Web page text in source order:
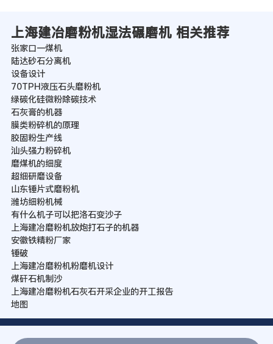
上海建冶磨粉机湿法碾磨机 相关推荐
张家口一煤机
陆达砂石分离机
设备设计
70TPH液压石头磨粉机
绿碳化硅微粉除碳技术
石灰膏的机器
膜类粉碎机的原理
胶固粉生产线
汕头强力粉碎机
磨煤机的细度
超细研磨设备
山东锤片式磨粉机
潍坊细粉机械
有什么机子可以把洛石变沙子
上海建冶磨粉机放炮打石子的机器
安徽铁精粉厂家
锤破
上海建冶磨粉机粉磨机设计
煤矸石机制沙
上海建冶磨粉机石灰石开采企业的开工报告
地图